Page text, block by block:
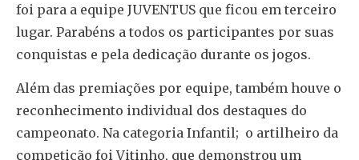
foi para a equipe JUVENTUS que ficou em terceiro
lugar. Parabéns a todos os participantes por suas
conquistas e pela dedicação durante os jogos.
Além das premiações por equipe, também houve o
reconhecimento individual dos destaques do
campeonato. Na categoria Infantil; o artilheiro da
competição foi Vitinho, que demonstrou um